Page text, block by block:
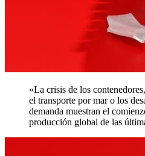
«La crisis de los
el transporte por mar o los
demanda muestran el
producción global de las